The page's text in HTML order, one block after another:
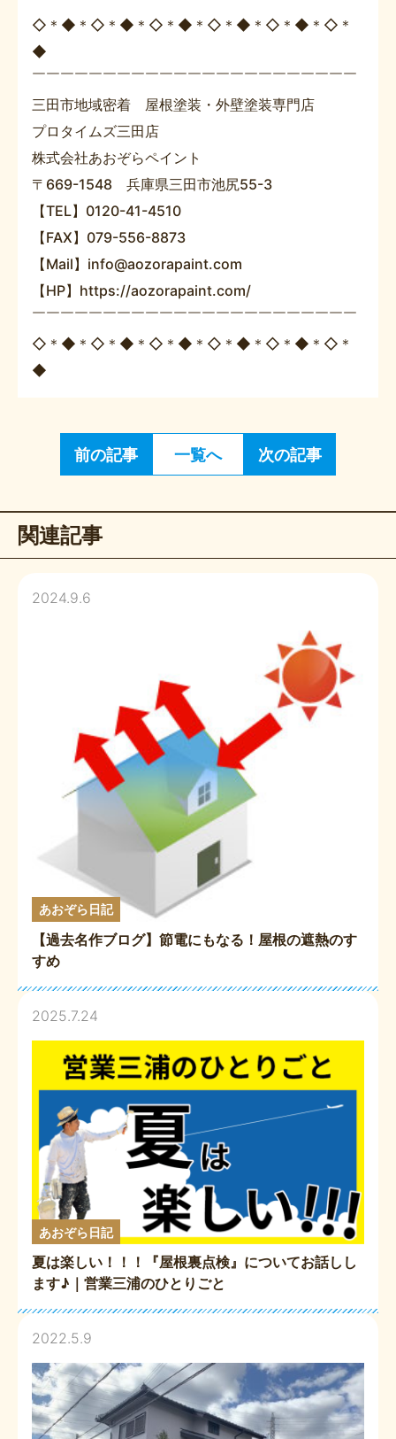
◇＊◆＊◇＊◆＊◇＊◆＊◇＊◆＊◇＊◆＊◇＊
◆
￣￣￣￣￣￣￣￣￣￣￣￣￣￣￣￣￣￣￣￣￣￣￣
三田市地域密着 屋根塗装・外壁塗装専門店
プロタイムズ三田店
株式会社あおぞらペイント
〒669-1548 兵庫県三田市池尻55-3
【TEL】0120-41-4510
【FAX】079-556-8873
【Mail】info@aozorapaint.com
【HP】https://aozorapaint.com/
￣￣￣￣￣￣￣￣￣￣￣￣￣￣￣￣￣￣￣￣￣￣￣
◇＊◆＊◇＊◆＊◇＊◆＊◇＊◆＊◇＊◆＊◇＊
◆
前の記事 一覧へ 次の記事
関連記事
2024.9.6
あおぞら日記
【過去名作ブログ】節電にもなる！屋根の遮熱のす
すめ
2025.7.24
あおぞら日記
夏は楽しい！！！『屋根裏点検』についてお話しし
ます♪｜営業三浦のひとりごと
2022.5.9